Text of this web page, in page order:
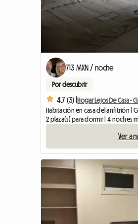
713 MXN / noche
Por descubrir
4.7 (3) |
Habitación en casa del anfitrión |
2 plaza(s) para dormir | 4 noches
Ver